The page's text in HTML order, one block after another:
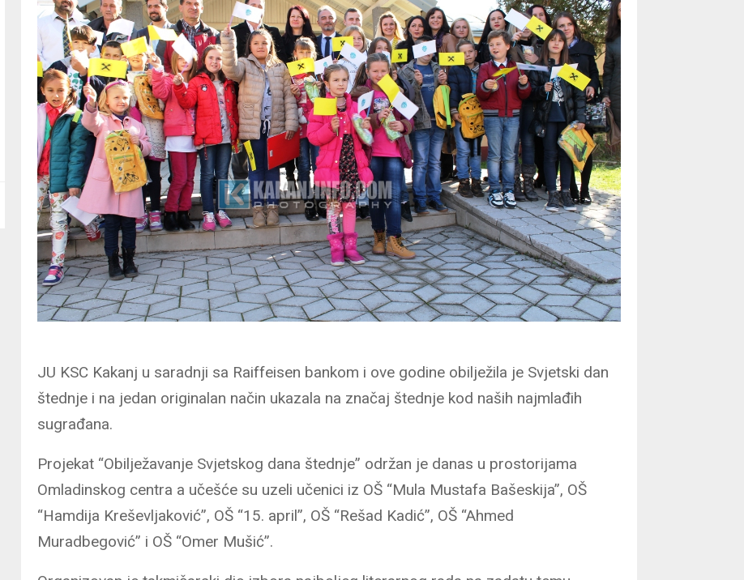
JU KSC Kakanj u saradnji sa Raiffeisen bankom i ove godine obilježila je Svjetski dan
štednje i na jedan originalan način ukazala na značaj štednje kod naših najmlađih
sugrađana.
Projekat “Obilježavanje Svjetskog dana štednje” održan je danas u prostorijama
Omladinskog centra a učešće su uzeli učenici iz OŠ “Mula Mustafa Bašeskija”, OŠ
“Hamdija Kreševljaković”, OŠ “15. april”, OŠ “Rešad Kadić”, OŠ “Ahmed
Muradbegović” i OŠ “Omer Mušić”.